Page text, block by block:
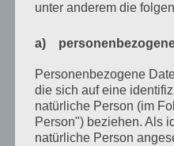
Dezember 2020
Oktober 2020
August 2020
Juli 2020
Juni 2020
unter anderem die
a)
Personenbezogene
die sich auf eine
natürliche Person (im
Person") beziehen. Als
natürliche Person